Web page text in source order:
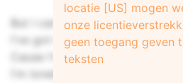
But I can't stop now
I've got troubles of my own
Cause I'm short on time
I'm lonely
locatie [US] mogen
onze
geen toegang geven
teksten